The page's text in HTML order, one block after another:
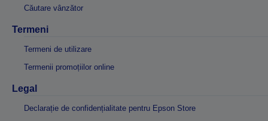
Căutare vânzător
Termeni
Termeni de utilizare
Termenii promoțiilor online
Legal
Declarație de confidențialitate pentru Epson Store